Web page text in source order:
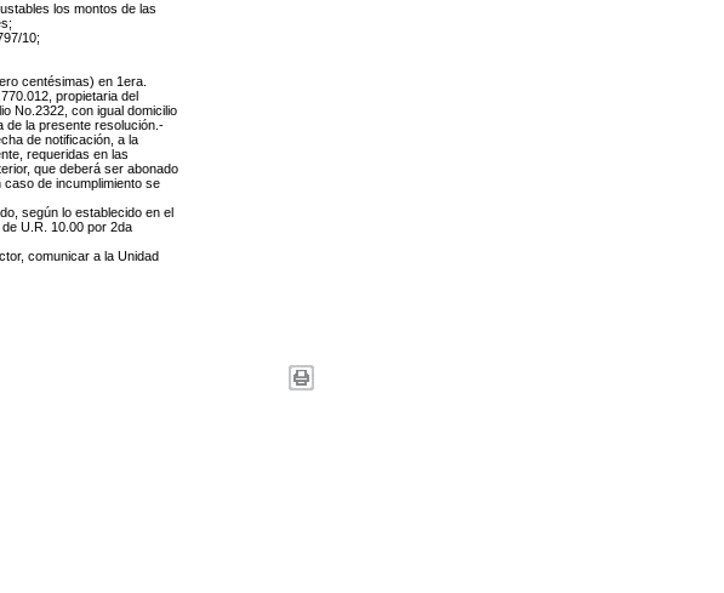
los montos de las
10;
centésimas) en 1era.
propietaria del
No.2322, con igual domicilio
de la presente resolución.-
de notificación, a la
requeridas en las
que deberá ser abonado
de incumplimiento se
según lo establecido en el
U.R. 10.00 por 2da
comunicar a la Unidad